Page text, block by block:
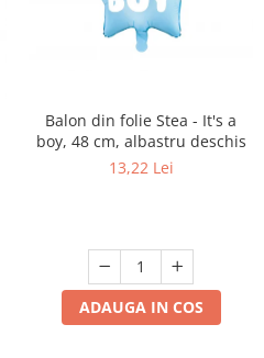
Balon din folie Stea - It's a
boy, 48 cm, albastru deschis
13,22 Lei
ADAUGA IN COS